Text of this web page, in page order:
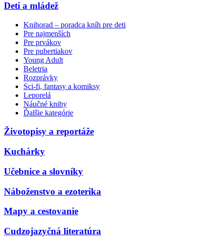
Deti a mládež
Knihorad – poradca kníh pre deti
Pre najmenších
Pre prvákov
Pre pubertiakov
Young Adult
Beletria
Rozprávky
Sci-fi, fantasy a komiksy
Leporelá
Náučné knihy
Ďalšie kategórie
Životopisy a reportáže
Kuchárky
Učebnice a slovníky
Náboženstvo a ezoterika
Mapy a cestovanie
Cudzojazyčná literatúra